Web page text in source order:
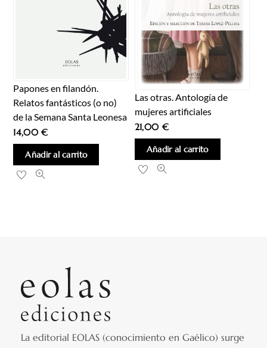
Papones en filandón.
Relatos fantásticos (o no)
de la Semana Santa Leonesa
14,00€
Añadir al carrito
Las otras. Antología de
mujeres artificiales
21,00 €
Añadir al carrito
La editorial EOLAS (conocimiento en Gaélico) surge